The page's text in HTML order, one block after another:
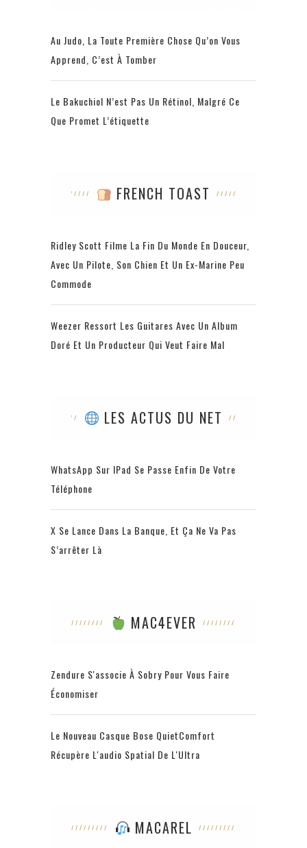
Au Judo, La Toute Première Chose Qu’on Vous
Apprend, C’est À Tomber
Le Bakuchiol N’est Pas Un Rétinol, Malgré Ce
Que Promet L’étiquette
FRENCH TOAST
Ridley Scott Filme La Fin Du Monde En Douceur,
Avec Un Pilote, Son Chien Et Un Ex-Marine Peu
Commode
Weezer Ressort Les Guitares Avec Un Album
Doré Et Un Producteur Qui Veut Faire Mal
LES ACTUS DU NET
WhatsApp Sur IPad Se Passe Enfin De Votre
Téléphone
X Se Lance Dans La Banque, Et Ça Ne Va Pas
S’arrêter Là
MAC4EVER
Zendure S'associe À Sobry Pour Vous Faire
Économiser
Le Nouveau Casque Bose QuietComfort
Récupère L'audio Spatial De L'Ultra
MACAREL